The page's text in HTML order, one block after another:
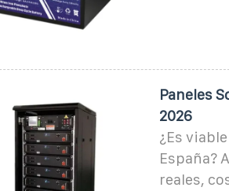
Paneles
2026
¿Es
España?
reales,